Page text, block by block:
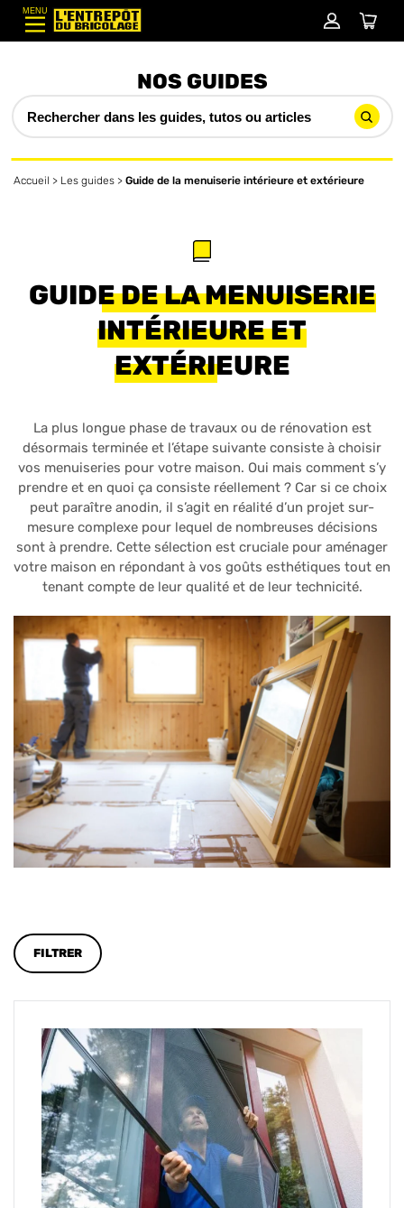
MENU
NOS GUIDES
Accueil > Les guides > Guide de la menuiserie intérieure et extérieure
GUIDE DE LA MENUISERIE
INTÉRIEURE ET
EXTÉRIEURE
La plus longue phase de travaux ou de rénovation est
désormais terminée et l’étape suivante consiste à choisir
vos menuiseries pour votre maison. Oui mais comment s’y
prendre et en quoi ça consiste réellement ? Car si ce choix
peut paraître anodin, il s’agit en réalité d’un projet sur-
mesure complexe pour lequel de nombreuses décisions
sont à prendre. Cette sélection est cruciale pour aménager
votre maison en répondant à vos goûts esthétiques tout en
tenant compte de leur qualité et de leur technicité.
FILTRER